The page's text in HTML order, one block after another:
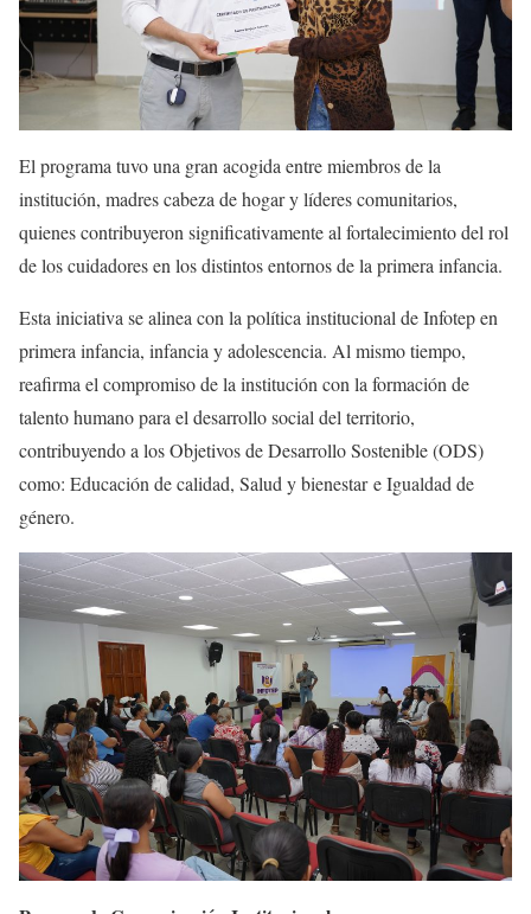
El programa tuvo una gran acogida entre miembros de la
institución, madres cabeza de hogar y líderes comunitarios,
quienes contribuyeron significativamente al fortalecimiento del rol
de los cuidadores en los distintos entornos de la primera infancia.
Esta iniciativa se alinea con la política institucional de Infotep en
primera infancia, infancia y adolescencia. Al mismo tiempo,
reafirma el compromiso de la institución con la formación de
talento humano para el desarrollo social del territorio,
contribuyendo a los Objetivos de Desarrollo Sostenible (ODS)
como: Educación de calidad, Salud y bienestar e Igualdad de
género.